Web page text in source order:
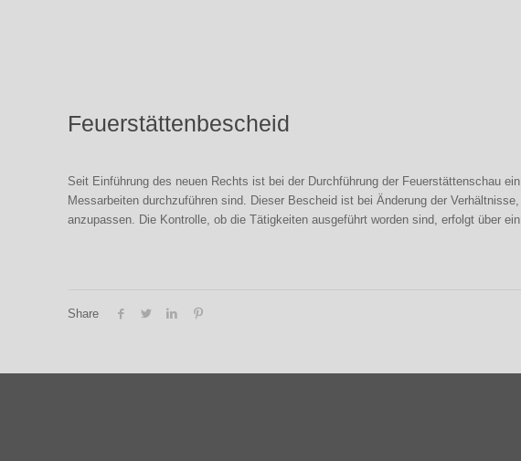
Feuerstättenbescheid
Seit Einführung des neuen Rechts ist bei der Durchführung der Feuerstättenschau
Messarbeiten durchzuführen sind. Dieser Bescheid ist bei Änderung der
anzupassen. Die Kontrolle, ob die Tätigkeiten ausgeführt worden sind, erfolgt über
Share